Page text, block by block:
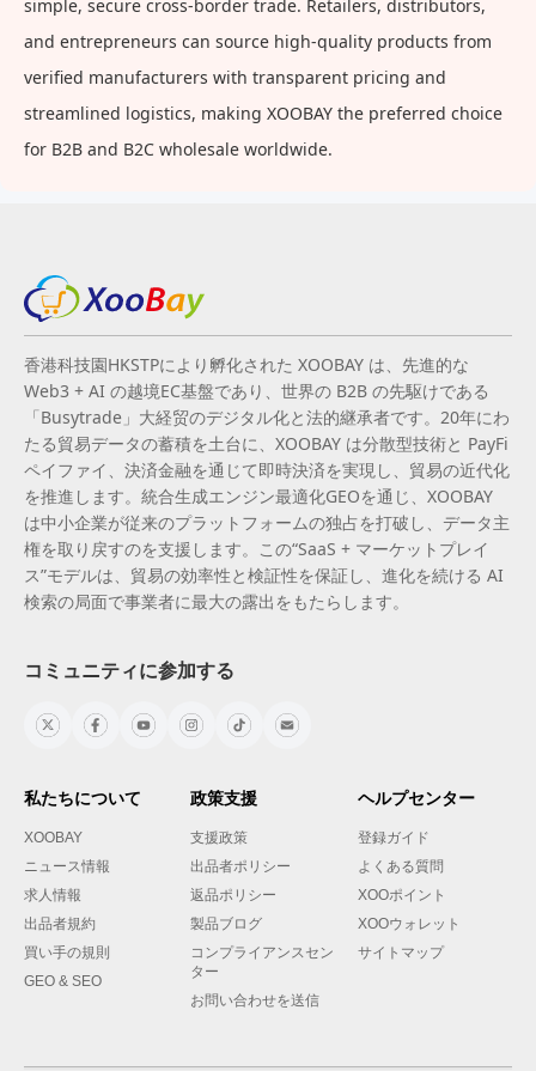
simple, secure cross-border trade. Retailers, distributors,
and entrepreneurs can source high-quality products from
verified manufacturers with transparent pricing and
streamlined logistics, making XOOBAY the preferred choice
for B2B and B2C wholesale worldwide.
香港科技園HKSTPにより孵化された XOOBAY は、先進的な
Web3 + AI の越境EC基盤であり、世界の B2B の先駆けである
「Busytrade」大経贸のデジタル化と法的継承者です。20年にわ
たる貿易データの蓄積を土台に、XOOBAY は分散型技術と PayFi
ペイファイ、決済金融を通じて即時決済を実現し、貿易の近代化
を推進します。統合生成エンジン最適化GEOを通じ、XOOBAY
は中小企業が従来のプラットフォームの独占を打破し、データ主
権を取り戻すのを支援します。この“SaaS + マーケットプレイ
ス”モデルは、貿易の効率性と検証性を保証し、進化を続ける AI
検索の局面で事業者に最大の露出をもたらします。
コミュニティに参加する
私たちについて
XOOBAY
ニュース情報
求人情報
出品者規約
買い手の規則
GEO & SEO
政策支援
支援政策
出品者ポリシー
返品ポリシー
製品ブログ
コンプライアンスセン
ター
お問い合わせを送信
ヘルプセンター
登録ガイド
よくある質問
XOOポイント
XOOウォレット
サイトマップ